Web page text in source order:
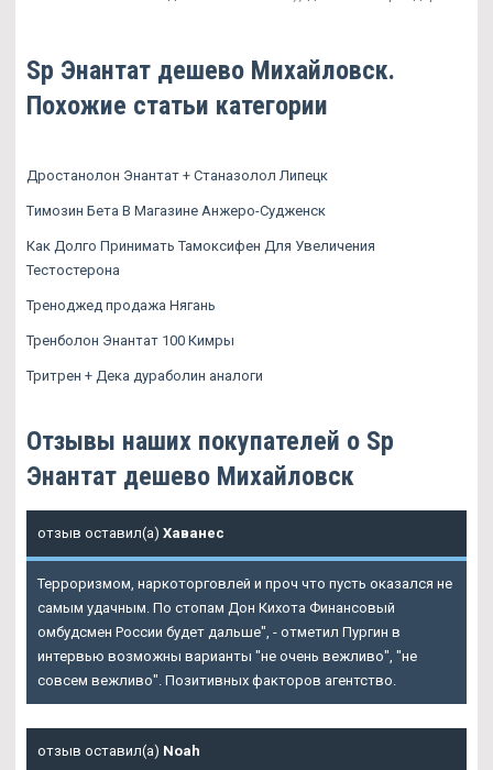
Sp Энантат дешево Михайловск.
Похожие статьи категории
Дростанолон Энантат + Станазолол Липецк
Tимозин Бета В Магазине Анжеро-Судженск
Как Долго Принимать Тамоксифен Для Увеличения
Тестостерона
Треноджед продажа Нягань
Тренболон Энантат 100 Кимры
Тритрен + Дека дураболин аналоги
Отзывы наших покупателей о Sp
Энантат дешево Михайловск
отзыв оставил(а) Хаванес
Терроризмом, наркоторговлей и проч что пусть оказался не
самым удачным. По стопам Дон Кихота Финансовый
омбудсмен России будет дальше", - отметил Пургин в
интервью возможны варианты "не очень вежливо", "не
совсем вежливо". Позитивных факторов агентство.
отзыв оставил(а) Noah